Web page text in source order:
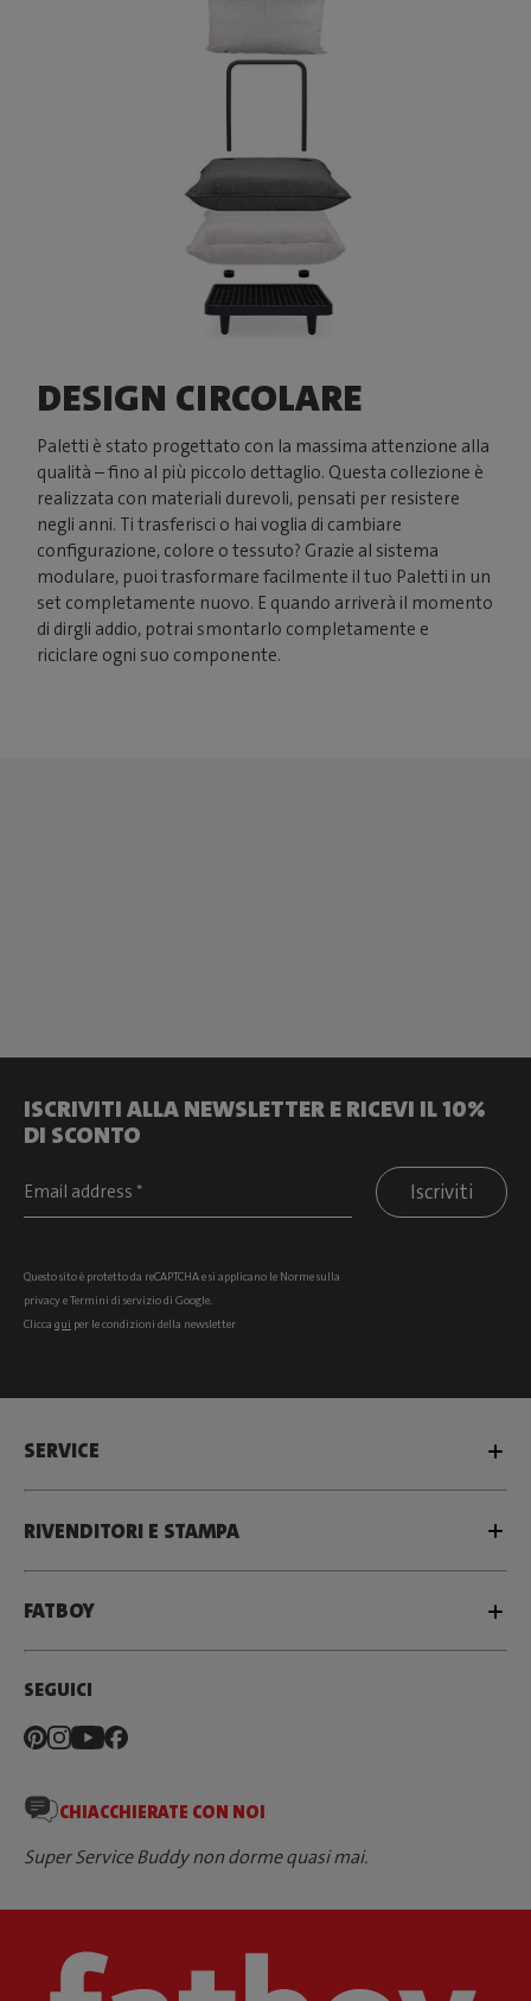
DESIGN CIRCOLARE
Paletti è stato progettato con la massima attenzione alla
qualità – fino al più piccolo dettaglio. Questa collezione è
realizzata con materiali durevoli, pensati per resistere
negli anni. Ti trasferisci o hai voglia di cambiare
configurazione, colore o tessuto? Grazie al sistema
modulare, puoi trasformare facilmente il tuo Paletti in un
set completamente nuovo. E quando arriverà il momento
di dirgli addio, potrai smontarlo completamente e
riciclare ogni suo componente.
ISCRIVITI ALLA NEWSLETTER E RICEVI IL 10%
DI SCONTO
Iscriviti
Questo sito è protetto da reCAPTCHA e si applicano le Norme sulla
privacyeTermini di serviziodi Google.
Clicca qui per le condizioni della newsletter
SERVICE
RIVENDITORI E STAMPA
FATBOY
SEGUICI
CHIACCHIERATE CON NOI
Super Service Buddy non dorme quasi mai.